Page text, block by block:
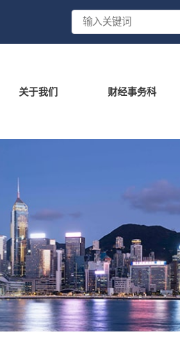
关于我们 财经事务科